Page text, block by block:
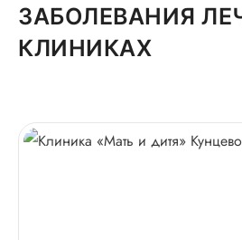
ЗАБОЛЕВАНИЯ
КЛИНИКАХ